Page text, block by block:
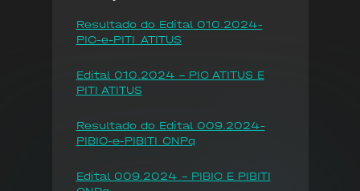
Resultado do Edital 010.2024-
PIC-e-PITI_ATITUS
Edital 010.2024 - PIC ATITUS E
PITI ATITUS
Resultado do Edital 009.2024-
PIBIC-e-PIBITI_CNPq
Edital 009.2024 - PIBIC E PIBITI